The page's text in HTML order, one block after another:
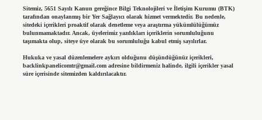
Sitemiz, 5651 Sayılı Kanun gereğince Bilgi Teknolojileri ve İletişim Kurumu (BTK)
tarafından onaylanmış bir Yer Sağlayıcı olarak hizmet vermektedir. Bu nedenle,
sitedeki içerikleri proaktif olarak denetleme veya araştırma yükümlülüğümüz
bulunmamaktadır. Ancak, üyelerimiz yazdıkları içeriklerin sorumluluğunu
taşımakta olup, siteye üye olarak bu sorumluluğu kabul etmiş sayılırlar.
Hukuka ve yasal düzenlemelere aykırı olduğunu düşündüğünüz içerikleri,
backlinkpanelicomtr@gmail.comadresine bildirmeniz halinde, ilgili içerikler yasal
süre içerisinde sitemizden kaldırılacaktır.